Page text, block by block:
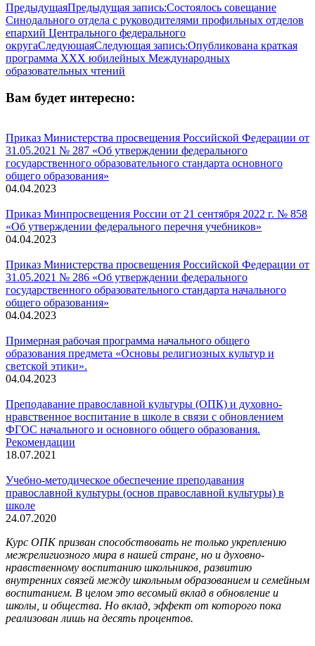
ПредыдущаяПредыдущая запись:Состоялось совещание
Синодального отдела с руководителями профильных отделов
епархий Центрального федерального
округаСледующаяСледующая запись:Опубликована краткая
программа ХХХ юбилейных Международных
образовательных чтений
Вам будет интересно:
Приказ Министерства просвещения Российской Федерации от
31.05.2021 № 287 «Об утверждении федерального
государственного образовательного стандарта основного
общего образования»
04.04.2023
Приказ Минпросвещения России от 21 сентября 2022 г. № 858
«Об утверждении федерального перечня учебников»
04.04.2023
Приказ Министерства просвещения Российской Федерации от
31.05.2021 № 286 «Об утверждении федерального
государственного образовательного стандарта начального
общего образования»
04.04.2023
Примерная рабочая программа начального общего
образования предмета «Основы религиозных культур и
светской этики».
04.04.2023
Преподавание православной культуры (ОПК) и духовно-
нравственное воспитание в школе в связи с обновлением
ФГОС начального и основного общего образования.
Рекомендации
18.07.2021
Учебно-методическое обеспечение преподавания
православной культуры (основ православной культуры) в
школе
24.07.2020
Курс ОПК призван способствовать не только укреплению
межрелигиозного мира в нашей стране, но и духовно-
нравственному воспитанию школьников, развитию
внутренних связей между школьным образованием и семейным
воспитанием. В целом это весомый вклад в обновление и
школы, и общества. Но вклад, эффект от которого пока
реализован лишь на десять процентов.